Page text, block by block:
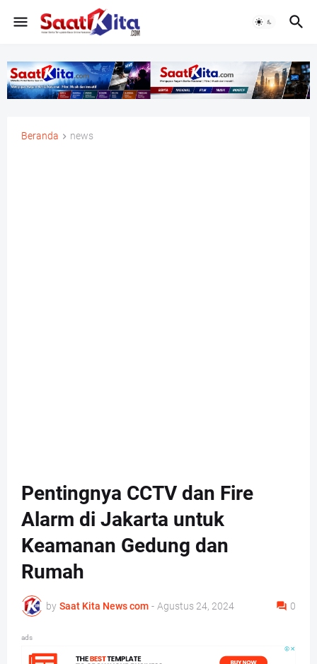
Beranda news
Pentingnya CCTV dan Fire
Alarm di Jakarta untuk
Keamanan Gedung dan
Rumah
by Saat Kita News com - Agustus 24, 2024 0
ads